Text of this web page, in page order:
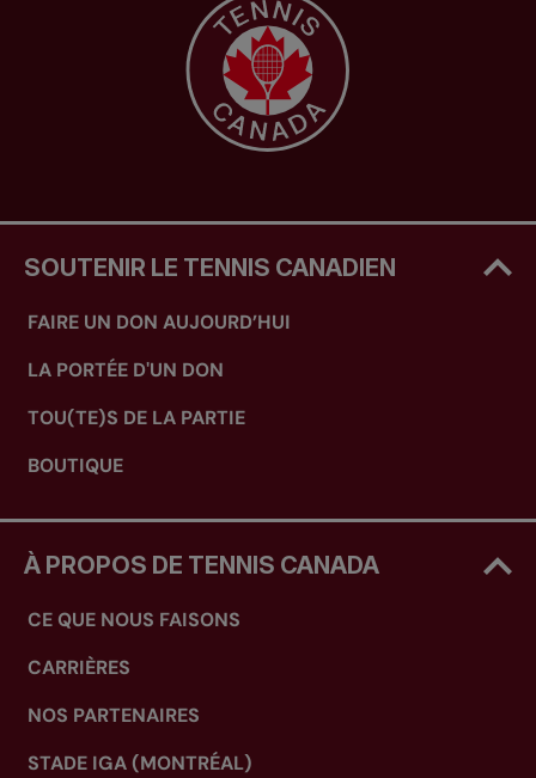
SOUTENIR LE TENNIS CANADIEN
FAIRE UN DON AUJOURD’HUI
LA PORTÉE D'UN DON
TOU(TE)S DE LA PARTIE
BOUTIQUE
À PROPOS DE TENNIS CANADA
CE QUE NOUS FAISONS
CARRIÈRES
NOS PARTENAIRES
STADE IGA (MONTRÉAL)